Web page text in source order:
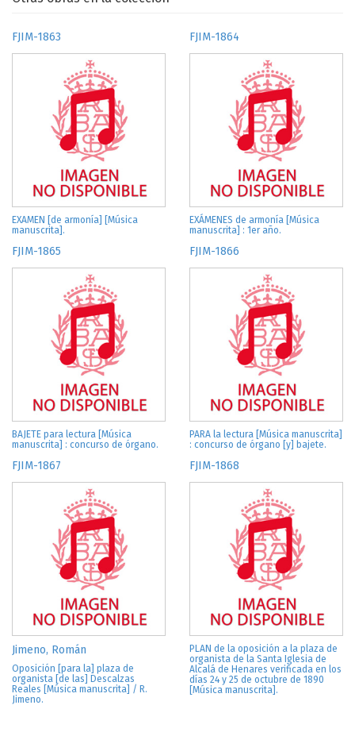
FJIM-1863
EXAMEN [de armonía] [Música
manuscrita].
FJIM-1864
EXÁMENES de armonía [Música
manuscrita] : 1er año.
FJIM-1865
BAJETE para lectura [Música
manuscrita] : concurso de órgano.
FJIM-1866
PARA la lectura [Música manuscrita]
: concurso de órgano [y] bajete.
FJIM-1867
Jimeno, Román
Oposición [para la] plaza de
organista [de las] Descalzas
Reales [Música manuscrita] / R.
Jimeno.
FJIM-1868
PLAN de la oposición a la plaza de
organista de la Santa Iglesia de
Alcalá de Henares verificada en los
días 24 y 25 de octubre de 1890
[Música manuscrita].